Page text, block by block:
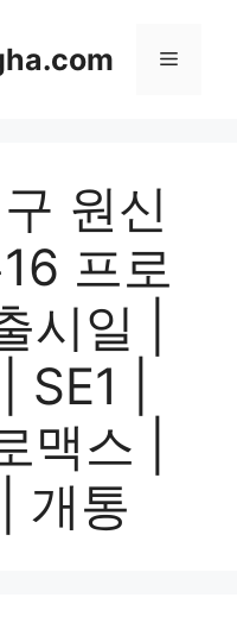
메
원신
프로
시일 |
|
맥스 |
개통